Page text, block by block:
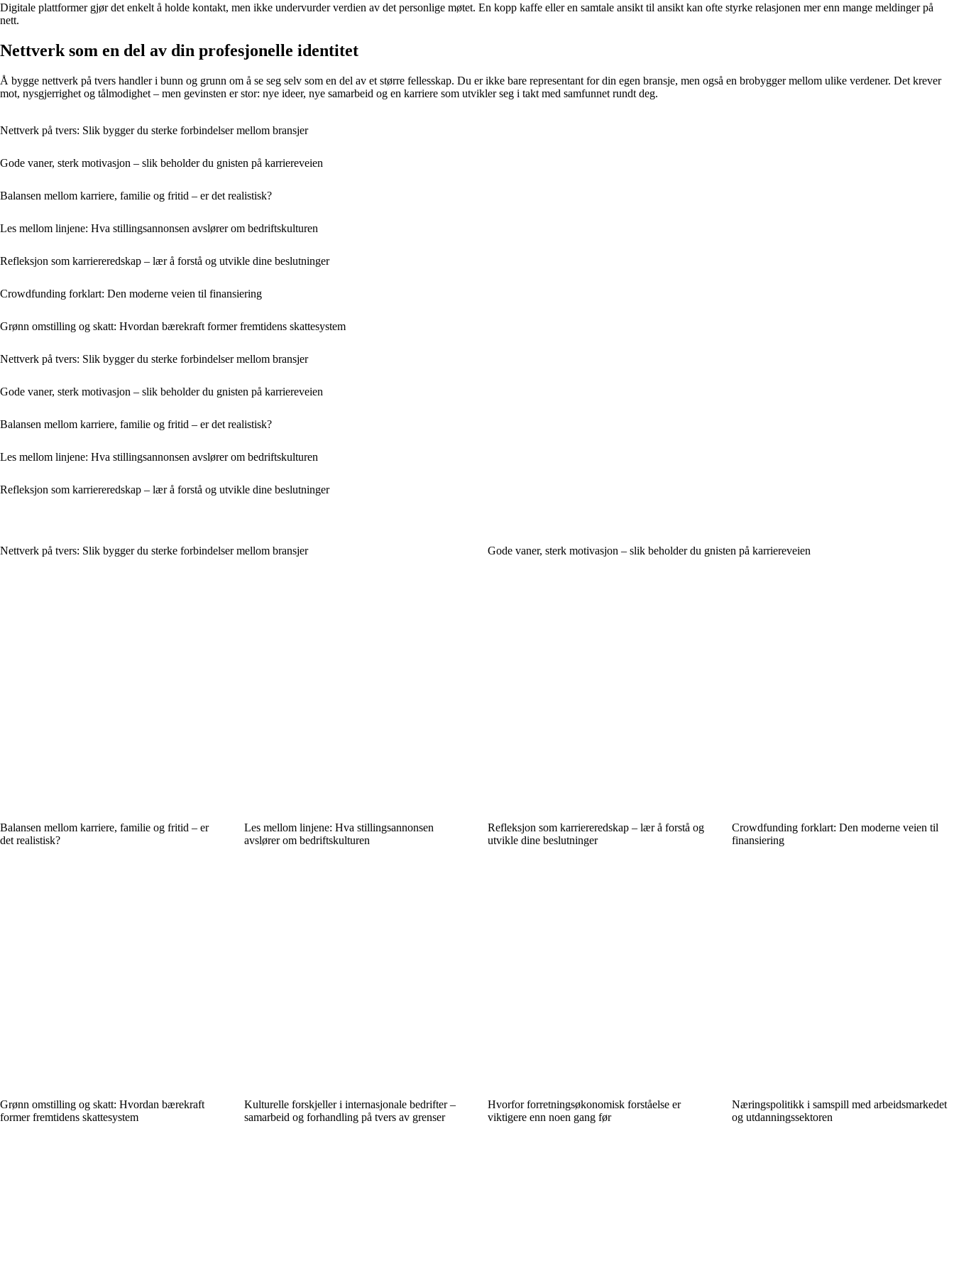
Digitale plattformer gjør det enkelt å holde kontakt, men ikke undervurder verdien av det personlige møtet. En kopp kaffe eller en samtale ansikt til ansikt kan ofte styrke relasjonen mer enn mange meldinger på
nett.
Nettverk som en del av din profesjonelle identitet
Å bygge nettverk på tvers handler i bunn og grunn om å se seg selv som en del av et større fellesskap. Du er ikke bare representant for din egen bransje, men også en brobygger mellom ulike verdener. Det krever
mot, nysgjerrighet og tålmodighet – men gevinsten er stor: nye ideer, nye samarbeid og en karriere som utvikler seg i takt med samfunnet rundt deg.
Nettverk på tvers: Slik bygger du sterke forbindelser mellom bransjer
Gode vaner, sterk motivasjon – slik beholder du gnisten på karriereveien
Balansen mellom karriere, familie og fritid – er det realistisk?
Les mellom linjene: Hva stillingsannonsen avslører om bedriftskulturen
Refleksjon som karriereredskap – lær å forstå og utvikle dine beslutninger
Crowdfunding forklart: Den moderne veien til finansiering
Grønn omstilling og skatt: Hvordan bærekraft former fremtidens skattesystem
Nettverk på tvers: Slik bygger du sterke forbindelser mellom bransjer
Gode vaner, sterk motivasjon – slik beholder du gnisten på karriereveien
Balansen mellom karriere, familie og fritid – er det realistisk?
Les mellom linjene: Hva stillingsannonsen avslører om bedriftskulturen
Refleksjon som karriereredskap – lær å forstå og utvikle dine beslutninger
Nettverk på tvers: Slik bygger du sterke forbindelser mellom bransjer Gode vaner, sterk motivasjon – slik beholder du gnisten på karriereveien
Balansen mellom karriere, familie og fritid – er
det realistisk?
Les mellom linjene: Hva stillingsannonsen
avslører om bedriftskulturen
Refleksjon som karriereredskap – lær å forstå og
utvikle dine beslutninger
Crowdfunding forklart: Den moderne veien til
finansiering
Grønn omstilling og skatt: Hvordan bærekraft
former fremtidens skattesystem
Kulturelle forskjeller i internasjonale bedrifter –
samarbeid og forhandling på tvers av grenser
Hvorfor forretningsøkonomisk forståelse er
viktigere enn noen gang før
Næringspolitikk i samspill med arbeidsmarkedet
og utdanningssektoren